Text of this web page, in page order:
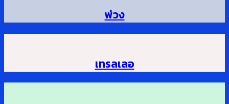
พ่วง
เทรลเลอ